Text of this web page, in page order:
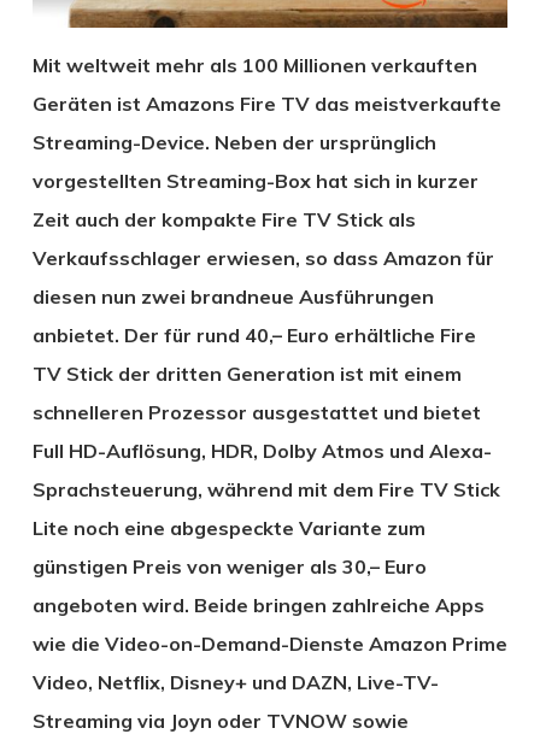
Mit weltweit mehr als 100 Millionen verkauften
Geräten ist Amazons Fire TV das meistverkaufte
Streaming-Device. Neben der ursprünglich
vorgestellten Streaming-Box hat sich in kurzer
Zeit auch der kompakte Fire TV Stick als
Verkaufsschlager erwiesen, so dass Amazon für
diesen nun zwei brandneue Ausführungen
anbietet. Der für rund 40,– Euro erhältliche Fire
TV Stick der dritten Generation ist mit einem
schnelleren Prozessor ausgestattet und bietet
Full HD-Auflösung, HDR, Dolby Atmos und Alexa-
Sprachsteuerung, während mit dem Fire TV Stick
Lite noch eine abgespeckte Variante zum
günstigen Preis von weniger als 30,– Euro
angeboten wird. Beide bringen zahlreiche Apps
wie die Video-on-Demand-Dienste Amazon Prime
Video, Netflix, Disney+ und DAZN, Live-TV-
Streaming via Joyn oder TVNOW sowie